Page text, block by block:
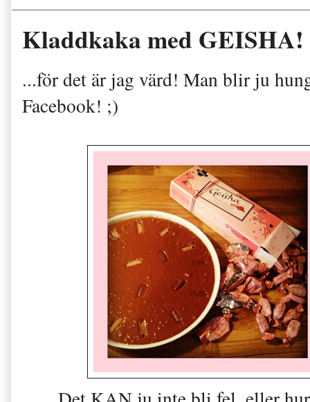
Kladdkaka med GEISHA!
...för det är jag värd! Man blir ju
Facebook! ;)